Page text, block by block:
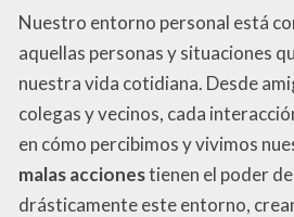
Nuestro entorno personal está
aquellas personas y situaciones
nuestra vida cotidiana. Desde
colegas y vecinos, cada
en cómo percibimos y vivimos
malas accionestienen el poder
drásticamente este entorno,